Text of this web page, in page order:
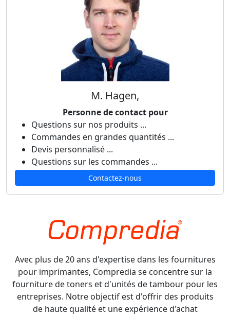
M. Hagen,
Personne de contact pour
Questions sur nos produits ...
Commandes en grandes quantités ...
Devis personnalisé ...
Questions sur les commandes ...
Contactez-nous
Avec plus de 20 ans d'expertise dans les fournitures
pour imprimantes, Compredia se concentre sur la
fourniture de toners et d'unités de tambour pour les
entreprises. Notre objectif est d'offrir des produits
de haute qualité et une expérience d'achat